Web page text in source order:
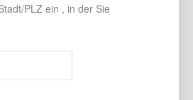
PLZ ein , in der Sie